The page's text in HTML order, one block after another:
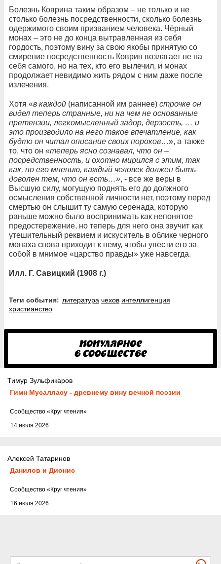
Болезнь Коврина таким образом – не только и не
столько болезнь посредственности, сколько болезнь
одержимого своим призванием человека. Чёрный
монах – это не до конца вытравленная из себя
гордость, поэтому вину за свою якобы принятую со
смирение посредственность Коврин возлагает не на
себя самого, но на тех, кто его вылечил, и монах
продолжает невидимо жить рядом с ним даже после
излечения.
Хотя «в каждой (написанной им раннее) строчке он
видел теперь странные, ни на чем не основанные
претензии, легкомысленный задор, дерзость, … и
это производило на него такое впечатление, как
будто он читал описание своих пороков…», а также
то, что он «теперь ясно сознавал, что он –
посредственность, и охотно мирился с этим, так
как, по его мнению, каждый человек должен быть
доволен тем, что он есть…», - все же веры в
Высшую силу, могущую поднять его до должного
осмысления собственной личности нет, поэтому перед
смертью он слышит ту самую серенада, которую
раньше можно было воспринимать как непонятое
предостережение, но теперь для него она звучит как
утешительный реквием и искуситель в облике черного
монаха снова приходит к нему, чтобы увести его за
собой в мнимое «царство правды» уже навсегда.
Илл. Г. Савицкий (1908 г.)
Теги события: литература чехов интеллигенция
христианство
Тимур Зульфикаров
Гимн Мусалласу - древнему вину вечной поэзии
14 июля 2026
Cообщество «Круг чтения»
Алексей Татаринов
Данилов и Дионис
16 июля 2026
Cообщество «Круг чтения»